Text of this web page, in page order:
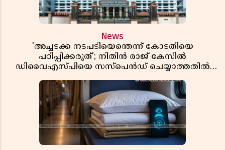
News
'അച്ചടക്ക നടപടിയെന്തെന്ന് കോടതിയെ
പഠിപ്പിക്കരുത്'; നിതിൻ രാജ് കേസിൽ
ഡിവൈഎസ്പിയെ സസ്പെൻഡ് ചെയ്യാത്തതിൽ